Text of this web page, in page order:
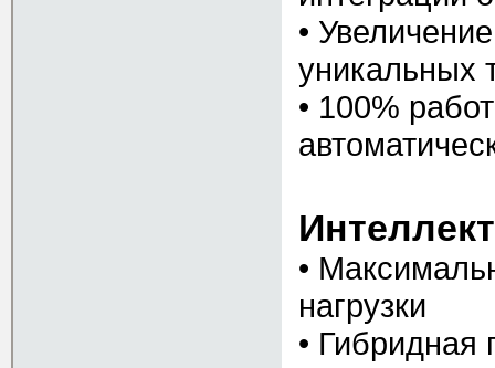
•
уникальных
• 100%
•
нагрузки
• Гибридная